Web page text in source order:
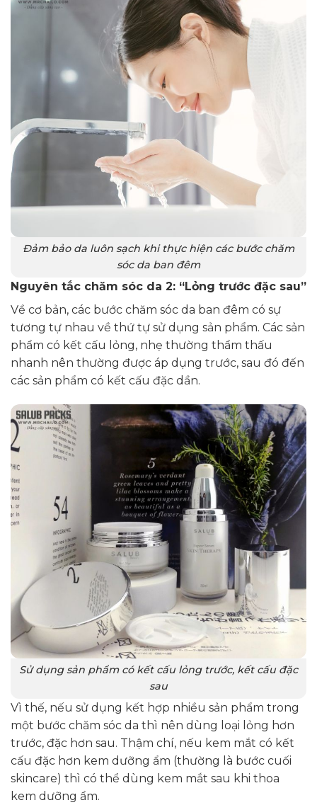
Đảm bảo da luôn sạch khi thực hiện các bước chăm
sóc da ban đêm
Nguyên tắc chăm sóc da 2: “Lỏng trước đặc sau”
Về cơ bản, các bước chăm sóc da ban đêm có sự
tương tự nhau về thứ tự sử dụng sản phẩm. Các sản
phẩm có kết cấu lỏng, nhẹ thường thẩm thấu
nhanh nên thường được áp dụng trước, sau đó đến
các sản phẩm có kết cấu đặc dần.
Sử dụng sản phẩm có kết cấu lỏng trước, kết cấu đặc
sau
Vì thế, nếu sử dụng kết hợp nhiều sản phẩm trong
một bước chăm sóc da thì nên dùng loại lỏng hơn
trước, đặc hơn sau. Thậm chí, nếu kem mắt có kết
cấu đặc hơn kem dưỡng ẩm (thường là bước cuối
skincare) thì có thể dùng kem mắt sau khi thoa
kem dưỡng ẩm.